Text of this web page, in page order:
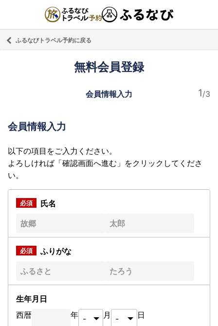
ふるなびトラベル予約に戻る
無料会員登録
会員情報入力
会員情報入力
以下の項目をご入力ください。
よろしければ「確認画面へ進む」をクリックしてくださ
い。
氏名
ふりがな
生年月日
西暦
年 月 日